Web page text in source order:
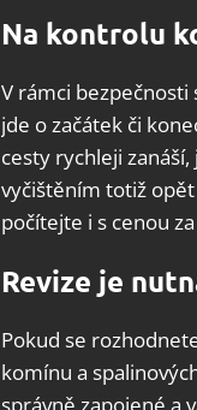
Na kontrolu
V rámci
jde o začátek či
cesty rychleji
vyčištěním totiž
počítejte i s cenou
Revize je
Pokud se
komínu a